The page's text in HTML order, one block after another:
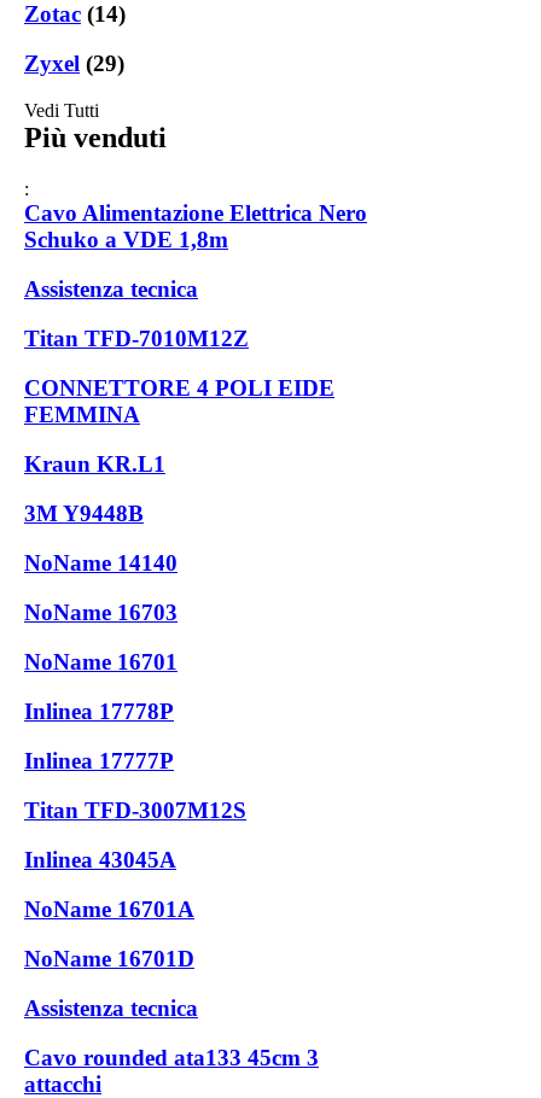
Zotac (14)
Zyxel (29)
Vedi Tutti
Più venduti
:
Cavo Alimentazione Elettrica Nero
Schuko a VDE 1,8m
Assistenza tecnica
Titan TFD-7010M12Z
CONNETTORE 4 POLI EIDE
FEMMINA
Kraun KR.L1
3M Y9448B
NoName 14140
NoName 16703
NoName 16701
Inlinea 17778P
Inlinea 17777P
Titan TFD-3007M12S
Inlinea 43045A
NoName 16701A
NoName 16701D
Assistenza tecnica
Cavo rounded ata133 45cm 3
attacchi